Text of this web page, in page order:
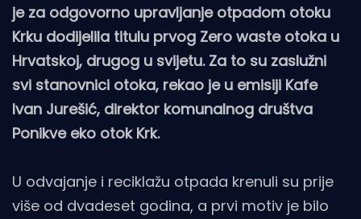
je za odgovorno upravljanje otpadom otoku
Krku dodijelila titulu prvog Zero waste otoka u
Hrvatskoj, drugog u svijetu. Za to su zaslužni
svi stanovnici otoka, rekao je u emisiji Kafe
Ivan Jurešić, direktor komunalnog društva
Ponikve eko otok Krk.
U odvajanje i reciklažu otpada krenuli su prije
više od dvadeset godina, a prvi motiv je bilo